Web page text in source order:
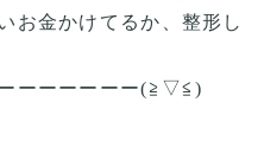
お金かけてるか、整形し
ーーーーーー(≧▽≦)